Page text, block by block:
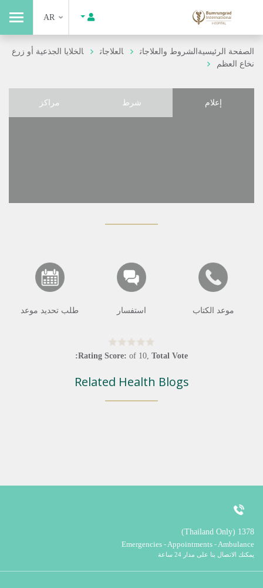
AR
الصفحة الرئيسيةالشروط والعلاجات العلاجات
الخلايا الجذعية أو زرع
نخاع العظم
إعلام شرط مراكز
موعد الكتاب استفسار طلب تحديد موعد
Rating Score: of 10, Total Vote:
Related Health Blogs
1378 (Thailand Only)
Emergencies - Appointments - Ambulance
يمكنك الاتصال بنا على مدار 24 ساعة